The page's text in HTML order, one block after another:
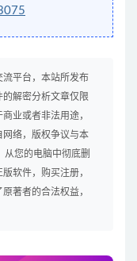
平台，本站所发布
解密分析文章仅限
业或者非法用途，
络，版权争议与本
从您的电脑中彻底删
软件，购买注册，
著者的合法权益，